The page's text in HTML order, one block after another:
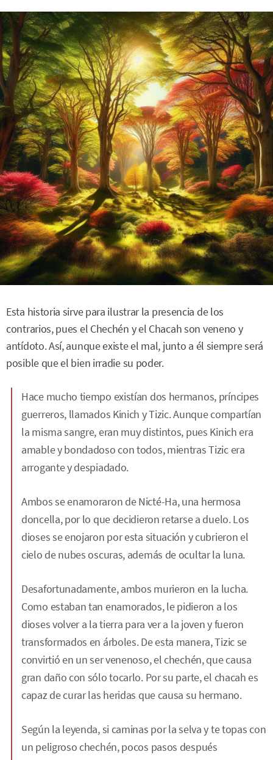
Esta historia sirve para ilustrar la presencia de los
contrarios, pues el Chechén y el Chacah son veneno y
antídoto. Así, aunque existe el mal, junto a él siempre será
posible que el bien irradie su poder.
Hace mucho tiempo existían dos hermanos, príncipes
guerreros, llamados Kinich y Tizic. Aunque compartían
la misma sangre, eran muy distintos, pues Kinich era
amable y bondadoso con todos, mientras Tizic era
arrogante y despiadado.
Ambos se enamoraron de Nicté-Ha, una hermosa
doncella, por lo que decidieron retarse a duelo. Los
dioses se enojaron por esta situación y cubrieron el
cielo de nubes oscuras, además de ocultar la luna.
Desafortunadamente, ambos murieron en la lucha.
Como estaban tan enamorados, le pidieron a los
dioses volver a la tierra para ver a la joven y fueron
transformados en árboles. De esta manera, Tizic se
convirtió en un ser venenoso, el chechén, que causa
gran daño con sólo tocarlo. Por su parte, el chacah es
capaz de curar las heridas que causa su hermano.
Según la leyenda, si caminas por la selva y te topas con
un peligroso chechén, pocos pasos después